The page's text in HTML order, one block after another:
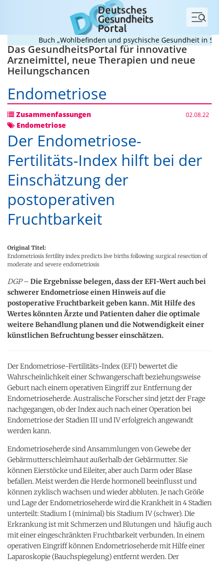
Menü
Buch „Wohlbefinden und psychische Gesundheit in
Das GesundheitsPortal für innovative
Arzneimittel, neue Therapien und neue
Heilungschancen
Endometriose
Zusammenfassungen 02.08.22
Endometriose
Der Endometriose-
Fertilitäts-Index hilft bei der
Einschätzung der
postoperativen
Fruchtbarkeit
Original Titel:
Endometriosis fertility index predicts live births following surgical resection of
moderate and severe endometriosis
DGP– Die Ergebnisse belegen, dass der EFI-Wert auch bei
schwerer Endometriose einen Hinweis auf die
postoperative Fruchtbarkeit geben kann. Mit Hilfe des
Wertes könnten Ärzte und Patienten daher die optimale
weitere Behandlung planen und die Notwendigkeit einer
künstlichen Befruchtung besser einschätzen.
Der Endometriose-Fertilitäts-Index (EFI) bewertet die
Wahrscheinlichkeit einer Schwangerschaft beziehungsweise
Geburt nach einem operativen Eingriff zur Entfernung der
Endometrioseherde. Australische Forscher sind jetzt der Frage
nachgegangen, ob der Index auch nach einer Operation bei
Endometriose der Stadien III und IV erfolgreich angewandt
werden kann.
Endometrioseherde sind Ansammlungen von Gewebe der
Gebärmutterschleimhaut außerhalb der Gebärmutter. Sie
können Eierstöcke und Eileiter, aber auch Darm oder Blase
befallen. Meist werden die Herde hormonell beeinflusst und
können zyklisch wachsen und wieder abbluten. Je nach Größe
und Lage der Endometrioseherde wird die Krankheit in 4 Stadien
unterteilt: Stadium I (minimal) bis Stadium IV (schwer). Die
Erkrankung ist mit Schmerzen und Blutungen und häufig auch
mit einer eingeschränkten Fruchtbarkeit verbunden. In einem
operativen Eingriff können Endometrioseherde mit Hilfe einer
Laparoskopie (Bauchspiegelung) entfernt werden. Der